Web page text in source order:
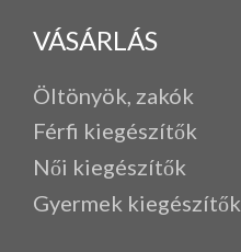
VÁSÁRLÁS
Öltönyök, zakók
Férfi kiegészítők
Női kiegészítők
Gyermek kiegészítők